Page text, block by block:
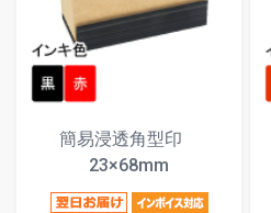
簡易浸透角型印
23×68mm